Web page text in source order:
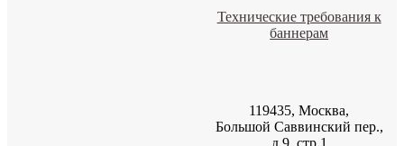
Технические требования к
баннерам
119435, Москва,
Большой Саввинский пер.,
д.9, стр.1